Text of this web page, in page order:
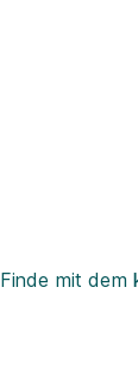
Finde mit dem